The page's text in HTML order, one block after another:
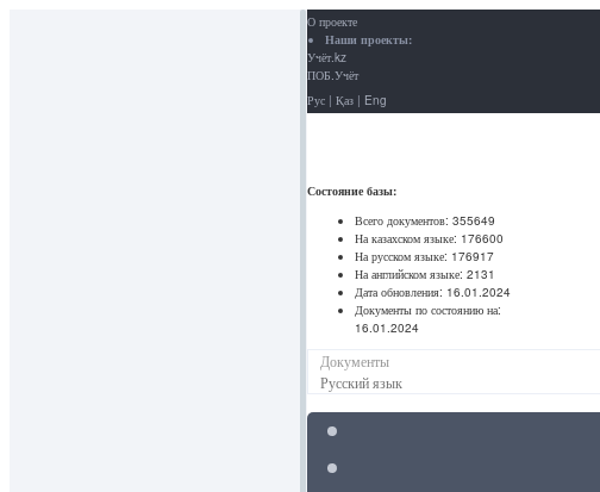
О проекте
Наши проекты:
Учёт.kz
ПОБ.Учёт
Рус | Қаз | Eng
Состояние базы:
Всего документов: 355649
На казахском языке: 176600
На русском языке: 176917
На английском языке: 2131
Дата обновления: 16.01.2024
Документы по состоянию на:
16.01.2024
Документы
Русский язык